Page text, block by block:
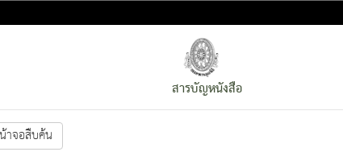
สารบัญหนังสือ
าจอสืบค้น